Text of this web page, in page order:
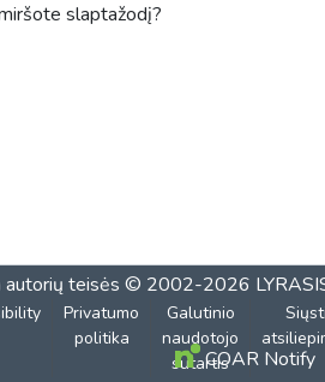
slaptažodį?
autorių teisės © 2002-2026
Privatumo
politika
Galutinio
naudotojo
sutartisCOAR Notify